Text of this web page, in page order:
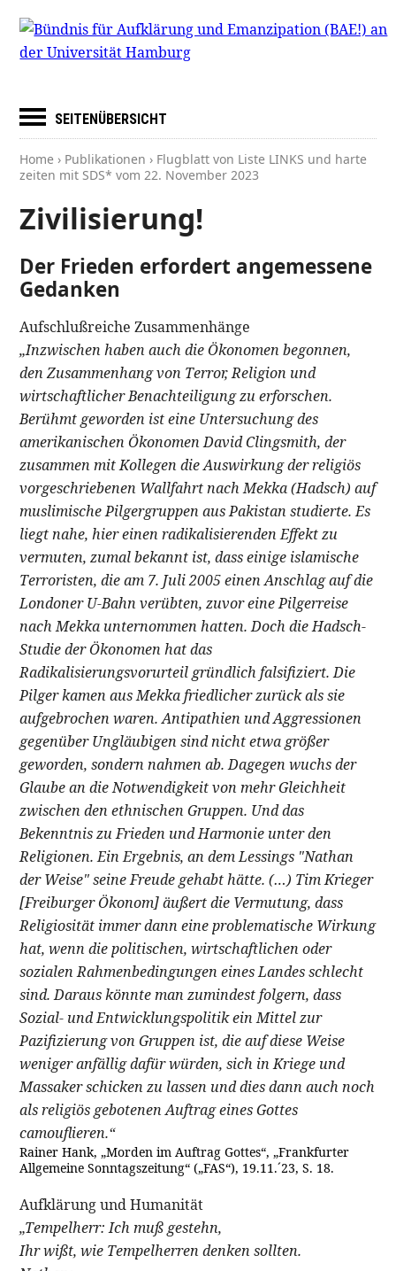
SEITENÜBERSICHT
Home › Publikationen › Flugblatt von Liste LINKS und harte
zeiten mit SDS* vom22. November 2023
Zivilisierung!
Der Frieden erfordert angemessene
Gedanken
Aufschlußreiche Zusammenhänge
„Inzwischen haben auch die Ökonomen begonnen,
den Zusammenhang von Terror, Religion und
wirtschaftlicher Benachteiligung zu erforschen.
Berühmt geworden ist eine Untersuchung des
amerikanischen Ökonomen David Clingsmith, der
zusammen mit Kollegen die Auswirkung der religiös
vorgeschriebenen Wallfahrt nach Mekka (Hadsch) auf
muslimische Pilgergruppen aus Pakistan studierte. Es
liegt nahe, hier einen radikalisierenden Effekt zu
vermuten, zumal bekannt ist, dass einige islamische
Terroristen, die am 7. Juli 2005 einen Anschlag auf die
Londoner U-Bahn verübten, zuvor eine Pilgerreise
nach Mekka unternommen hatten. Doch die Hadsch-
Studie der Ökonomen hat das
Radikalisierungsvorurteil gründlich falsifiziert. Die
Pilger kamen aus Mekka friedlicher zurück als sie
aufgebrochen waren. Antipathien und Aggressionen
gegenüber Ungläubigen sind nicht etwa größer
geworden, sondern nahmen ab. Dagegen wuchs der
Glaube an die Notwendigkeit von mehr Gleichheit
zwischen den ethnischen Gruppen. Und das
Bekenntnis zu Frieden und Harmonie unter den
Religionen. Ein Ergebnis, an dem Lessings "Nathan
der Weise" seine Freude gehabt hätte. (…) Tim Krieger
[Freiburger Ökonom] äußert die Vermutung, dass
Religiosität immer dann eine problematische Wirkung
hat, wenn die politischen, wirtschaftlichen oder
sozialen Rahmenbedingungen eines Landes schlecht
sind. Daraus könnte man zumindest folgern, dass
Sozial- und Entwicklungspolitik ein Mittel zur
Pazifizierung von Gruppen ist, die auf diese Weise
weniger anfällig dafür würden, sich in Kriege und
Massaker schicken zu lassen und dies dann auch noch
als religiös gebotenen Auftrag eines Gottes
camouflieren.“
Rainer Hank, „Morden im Auftrag Gottes“, „Frankfurter
Allgemeine Sonntagszeitung“ („FAS“), 19.11.´23, S. 18.
Aufklärung und Humanität
„Tempelherr: Ich muß gestehn,
Ihr wißt, wie Tempelherren denken sollten.